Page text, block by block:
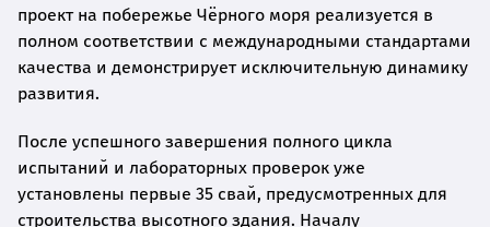
проект на побережье Чёрного моря реализуется в
полном соответствии с международными стандартами
качества и демонстрирует исключительную динамику
развития.
После успешного завершения полного цикла
испытаний и лабораторных проверок уже
установлены первые 35 свай, предусмотренных для
строительства высотного здания. Началу